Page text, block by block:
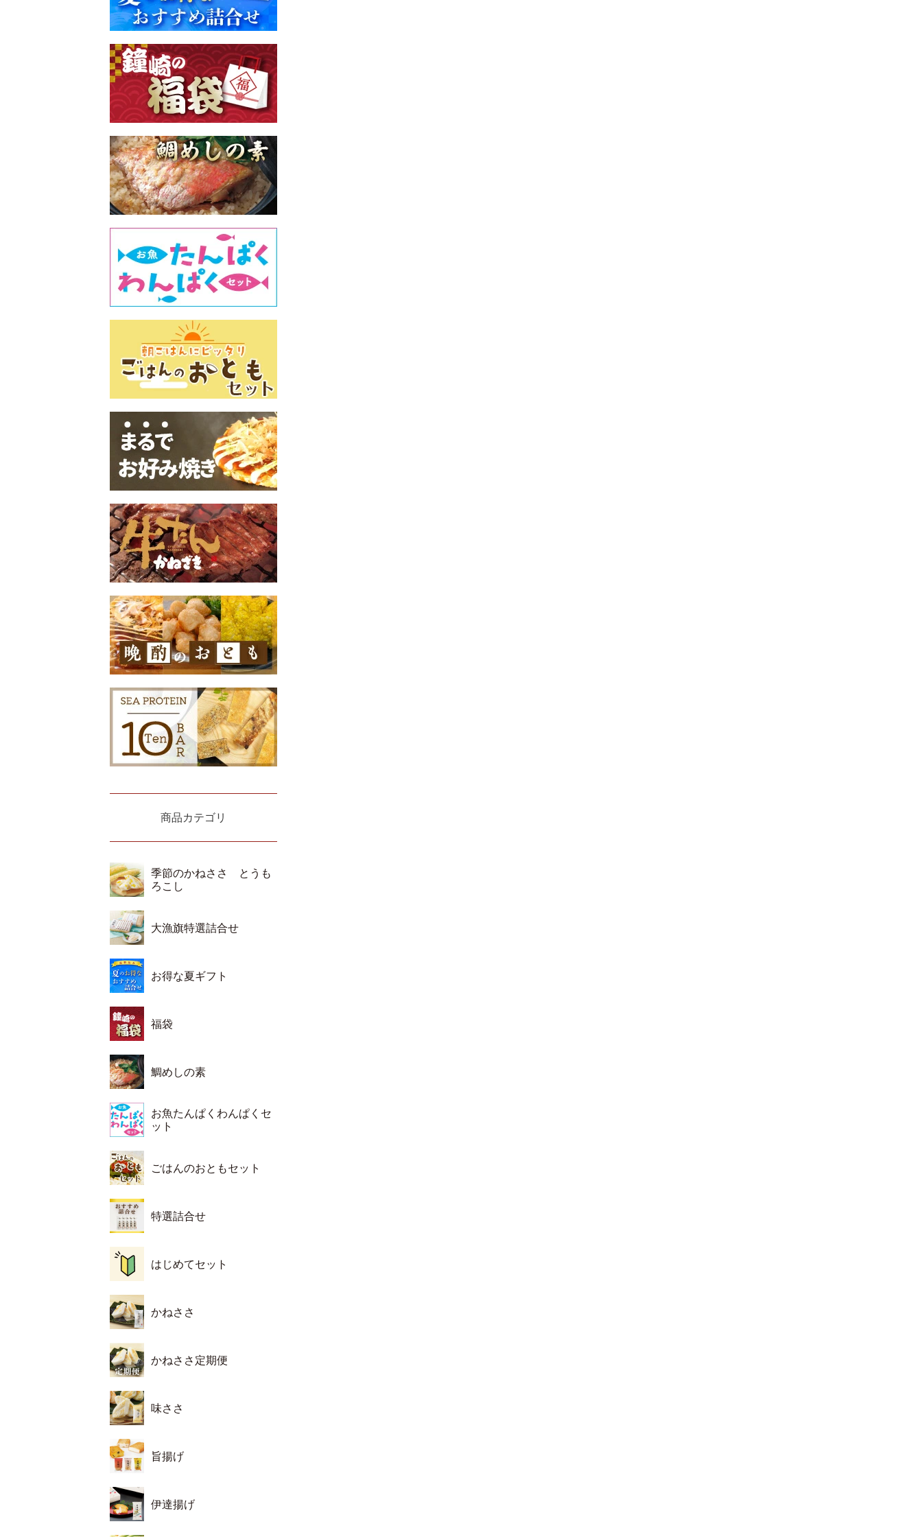
商品カテゴリ
季節のかねささ とうも
ろこし
大漁旗特選詰合せ
お得な夏ギフト
福袋
鯛めしの素
お魚たんぱくわんぱくセ
ット
ごはんのおともセット
特選詰合せ
はじめてセット
かねささ
かねささ定期便
味ささ
旨揚げ
伊達揚げ